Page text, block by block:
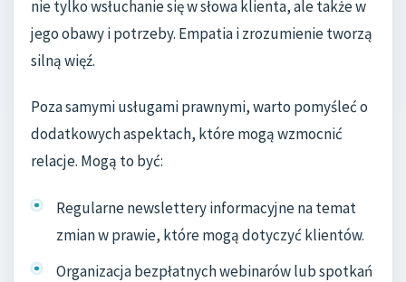
nie tylko wsłuchanie się w słowa klienta, ale także w
jego obawy i potrzeby. Empatia i zrozumienie tworzą
silną więź.
Poza samymi usługami prawnymi, warto pomyśleć o
dodatkowych aspektach, które mogą wzmocnić
relacje. Mogą to być:
Regularne newslettery informacyjne na temat
zmian w prawie, które mogą dotyczyć klientów.
Organizacja bezpłatnych webinarów lub spotkań